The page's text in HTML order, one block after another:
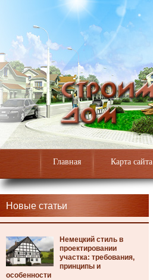
Главная Карта сайта
Новые статьи
Немецкий стиль в
проектировании
участка: требования,
принципы и
особенности